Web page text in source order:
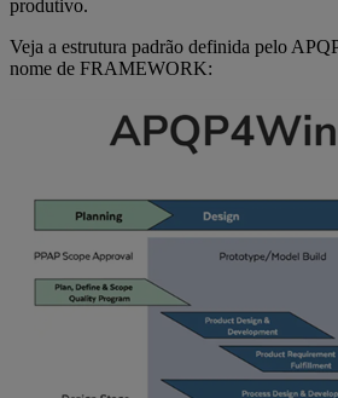
produtivo.
Veja a estrutura padrão definida pelo
nome de FRAMEWORK: